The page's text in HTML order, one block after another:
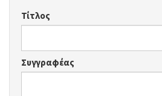
Τίτλος
Συγγραφέας